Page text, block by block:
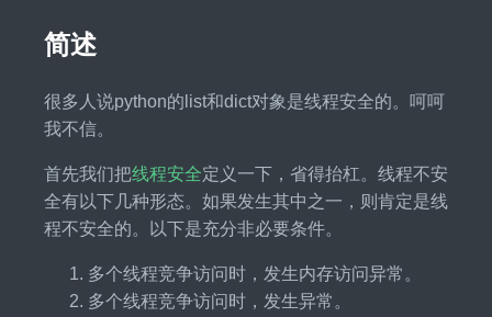
简述
很多人说python的list和dict对象是线程安全的。呵呵
我不信。
首先我们把线程安全定义一下，省得抬杠。线程不安
全有以下几种形态。如果发生其中之一，则肯定是线
程不安全的。以下是充分非必要条件。
多个线程竞争访问时，发生内存访问异常。
多个线程竞争访问时，发生异常。